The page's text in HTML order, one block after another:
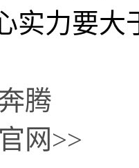
实力要大
腾
网>>